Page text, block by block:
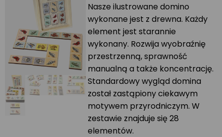
Nasze ilustrowane domino
wykonane jest z drewna. Każdy
element jest starannie
wykonany. Rozwija wyobraźnię
przestrzenną, sprawność
manualną a także koncentrację.
Standardowy wygląd domina
został zastąpiony ciekawym
motywem przyrodniczym. W
zestawie znajduje się 28
elementów.